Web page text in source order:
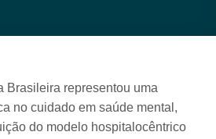
Brasileira representou uma
no cuidado em saúde mental,
do modelo hospitalocêntrico